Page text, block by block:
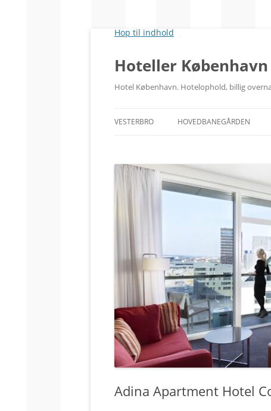
Hop til indhold
Hoteller København
Hotel København. Hotelophold, billig
VESTERBRO HOVEDBANEGÅRDEN
Adina Apartment Hotel